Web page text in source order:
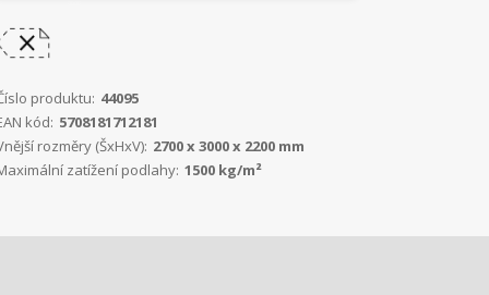
produktu: 44095
kód: 5708181712181
rozměry (ŠxHxV): 2700 x 3000 x 2200 mm
zatížení podlahy: 1500 kg/m²